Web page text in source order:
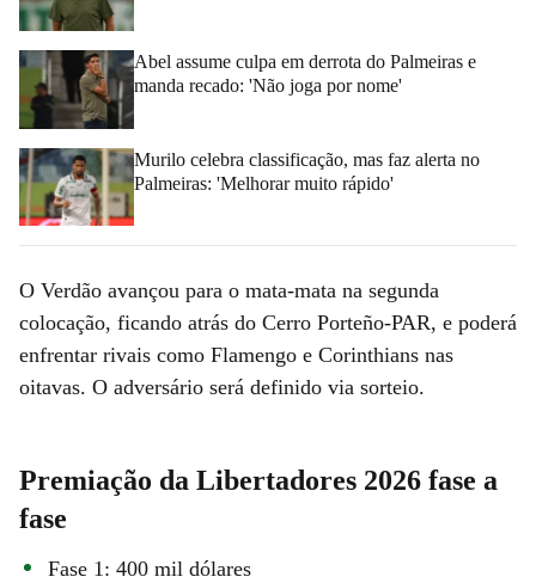
Abel assume culpa em derrota do Palmeiras e
manda recado: 'Não joga por nome'
Murilo celebra classificação, mas faz alerta no
Palmeiras: 'Melhorar muito rápido'
O Verdão avançou para o mata-mata na segunda
colocação, ficando atrás do Cerro Porteño-PAR, e poderá
enfrentar rivais como Flamengo e Corinthians nas
oitavas. O adversário será definido via sorteio.
Premiação da Libertadores 2026 fase a
fase
Fase 1: 400 mil dólares